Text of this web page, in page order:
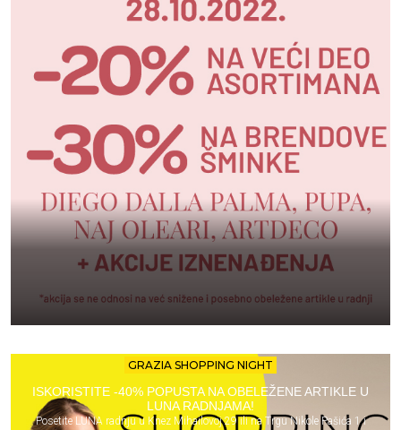
GRAZIA SHOPPING NIGHT
ISKORISTITE -40% POPUSTA NA OBELEŽENE ARTIKLE U
LUNA RADNJAMA!
Posetite LUNA radnju u Knez Mihailovoj 29 ili na Trgu Nikole Pašića 1 i